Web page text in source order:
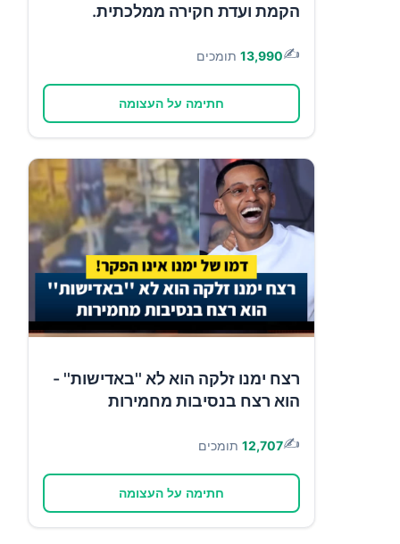
הקמת ועדת חקירה ממלכתית.
✍️
13,990 תומכים
חתימה על העצומה
רצח ימנו זלקה הוא לא ''באדישות'' -
הוא רצח בנסיבות מחמירות
✍️
12,707 תומכים
חתימה על העצומה